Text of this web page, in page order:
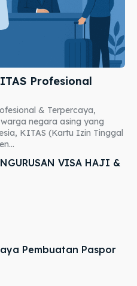
Profesional
& Terpercaya,
negara asing yang
KITAS (Kartu Izin Tinggal
VISA HAJI &
Pembuatan Paspor